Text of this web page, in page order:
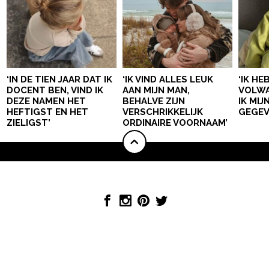
‘IN DE TIEN JAAR DAT IK
DOCENT BEN, VIND IK
DEZE NAMEN HET
HEFTIGST EN HET
ZIELIGST’
‘IK VIND ALLES LEUK
AAN MIJN MAN,
BEHALVE ZIJN
VERSCHRIKKELIJK
ORDINAIRE VOORNAAM’
‘IK
IK